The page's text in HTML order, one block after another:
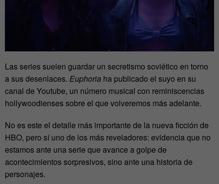
Las series suelen guardar un secretismo soviético en torno
a sus desenlaces. Euphoria ha publicado el suyo en su
canal de Youtube, un número musical con reminiscencias
hollywoodienses sobre el que volveremos más adelante.
No es este el detalle más importante de la nueva ficción de
HBO, pero sí uno de los más reveladores: evidencia que no
estamos ante una serie que avance a golpe de
acontecimientos sorpresivos, sino ante una historia de
personajes.